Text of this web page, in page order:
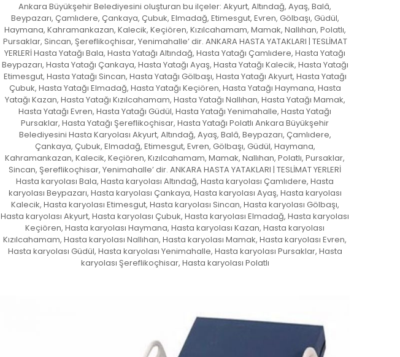
Ankara Büyükşehir Belediyesini oluşturan bu ilçeler: Akyurt, Altındağ, Ayaş, Balâ,
Beypazarı, Çamlıdere, Çankaya, Çubuk, Elmadağ, Etimesgut, Evren, Gölbaşı, Güdül,
Haymana, Kahramankazan, Kalecik, Keçiören, Kızılcahamam, Mamak, Nallıhan, Polatlı,
Pursaklar, Sincan, Şereflikoçhisar, Yenimahalle’ dir. ANKARA HASTA YATAKLARI | TESLİMAT
YERLERİ Hasta Yatağı Bala, Hasta Yatağı Altındağ, Hasta Yatağı Çamlıdere, Hasta Yatağı
Beypazarı, Hasta Yatağı Çankaya, Hasta Yatağı Ayaş, Hasta Yatağı Kalecik, Hasta Yatağı
Etimesgut, Hasta Yatağı Sincan, Hasta Yatağı Gölbaşı, Hasta Yatağı Akyurt, Hasta Yatağı
Çubuk, Hasta Yatağı Elmadağ, Hasta Yatağı Keçiören, Hasta Yatağı Haymana, Hasta
Yatağı Kazan, Hasta Yatağı Kızılcahamam, Hasta Yatağı Nallıhan, Hasta Yatağı Mamak,
Hasta Yatağı Evren, Hasta Yatağı Güdül, Hasta Yatağı Yenimahalle, Hasta Yatağı
Pursaklar, Hasta Yatağı Şereflikoçhisar, Hasta Yatağı Polatlı Ankara Büyükşehir
Belediyesini Hasta Karyolası Akyurt, Altındağ, Ayaş, Balâ, Beypazarı, Çamlıdere,
Çankaya, Çubuk, Elmadağ, Etimesgut, Evren, Gölbaşı, Güdül, Haymana,
Kahramankazan, Kalecik, Keçiören, Kızılcahamam, Mamak, Nallıhan, Polatlı, Pursaklar,
Sincan, Şereflikoçhisar, Yenimahalle’ dir. ANKARA HASTA YATAKLARI | TESLİMAT YERLERİ
Hasta karyolası Bala, Hasta karyolası Altındağ, Hasta karyolası Çamlıdere, Hasta
karyolası Beypazarı, Hasta karyolası Çankaya, Hasta karyolası Ayaş, Hasta karyolası
Kalecik, Hasta karyolası Etimesgut, Hasta karyolası Sincan, Hasta karyolası Gölbaşı,
Hasta karyolası Akyurt, Hasta karyolası Çubuk, Hasta karyolası Elmadağ, Hasta karyolası
Keçiören, Hasta karyolası Haymana, Hasta karyolası Kazan, Hasta karyolası
Kızılcahamam, Hasta karyolası Nallıhan, Hasta karyolası Mamak, Hasta karyolası Evren,
Hasta karyolası Güdül, Hasta karyolası Yenimahalle, Hasta karyolası Pursaklar, Hasta
karyolası Şereflikoçhisar, Hasta karyolası Polatlı